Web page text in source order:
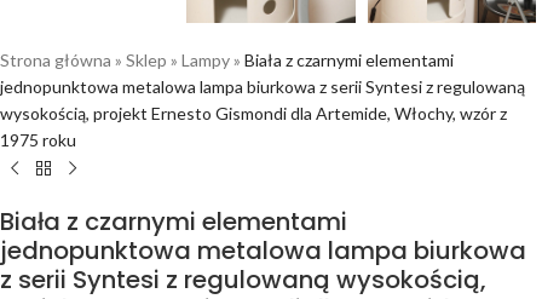
Strona główna » Sklep » Lampy» Biała z czarnymi elementami
jednopunktowa metalowa lampa biurkowa z serii Syntesi z regulowaną
wysokością, projekt Ernesto Gismondi dla Artemide, Włochy, wzór z
1975 roku
Biała z czarnymi elementami
jednopunktowa metalowa lampa biurkowa
z serii Syntesi z regulowaną wysokością,